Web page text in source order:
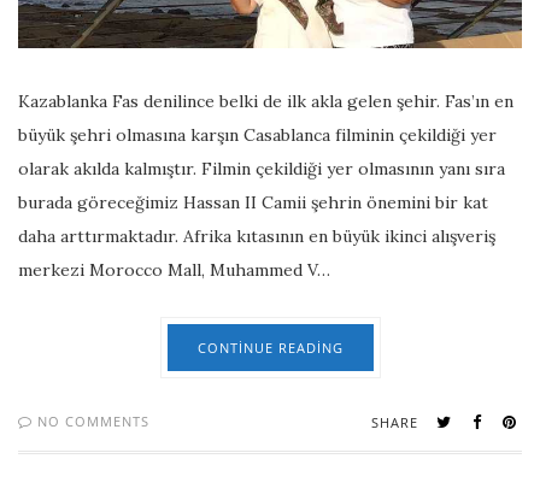
Kazablanka Fas denilince belki de ilk akla gelen şehir. Fas’ın en
büyük şehri olmasına karşın Casablanca filminin çekildiği yer
olarak akılda kalmıştır. Filmin çekildiği yer olmasının yanı sıra
burada göreceğimiz Hassan II Camii şehrin önemini bir kat
daha arttırmaktadır. Afrika kıtasının en büyük ikinci alışveriş
merkezi Morocco Mall, Muhammed V…
CONTINUE READING
NO COMMENTS SHARE